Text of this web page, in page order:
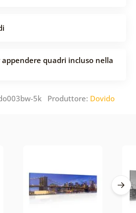
quadri incluso nella
5k Produttore: Dovido